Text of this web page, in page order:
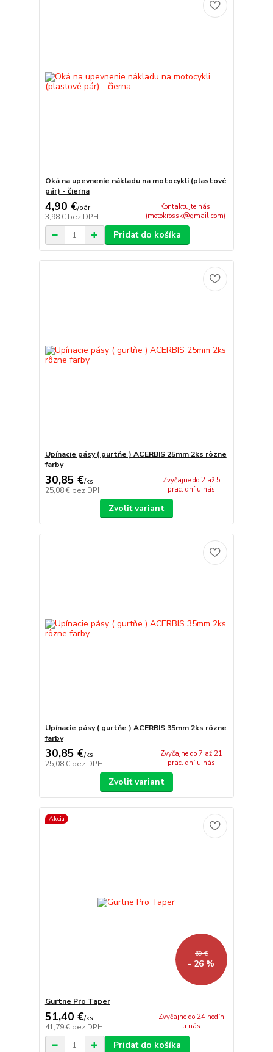
Oká na upevnenie nákladu na motocykli (plastové
pár) - čierna
4,90 €/pár
3,98 € bez DPH
Kontaktujte nás
(motokrossk@gmail.com)
Pridať do košíka
Upínacie pásy ( gurtňe ) ACERBIS 25mm 2ks rôzne
farby
30,85 €/ks
25,08 € bez DPH
Zvyčajne do 2 až 5
prac. dní u nás
Zvoliť variant
Upínacie pásy ( gurtňe ) ACERBIS 35mm 2ks rôzne
farby
30,85 €/ks
25,08 € bez DPH
Zvyčajne do 7 až 21
prac. dní u nás
Zvoliť variant
Akcia
69 €
- 26 %
Gurtne Pro Taper
51,40 €/ks
41,79 € bez DPH
Zvyčajne do 24 hodín
u nás
Pridať do košíka